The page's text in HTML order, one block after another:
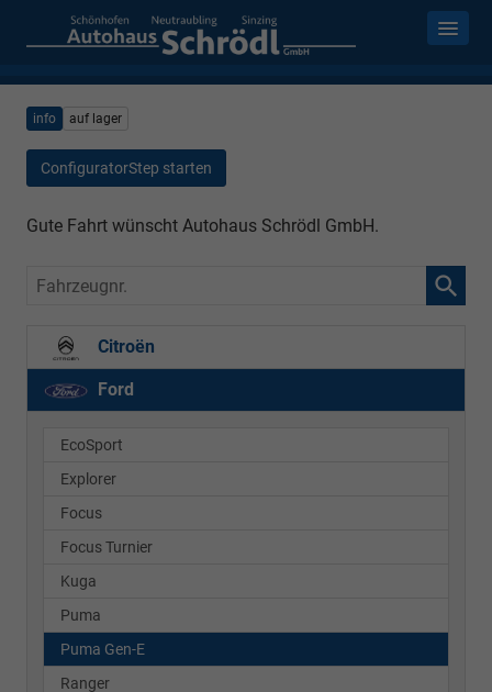
info auf lager
ConfiguratorStep starten
Gute Fahrt wünscht Autohaus Schrödl GmbH.
Fahrzeugnr.
Citroën
Ford
EcoSport
Explorer
Focus
Focus Turnier
Kuga
Puma
Puma Gen-E
Ranger